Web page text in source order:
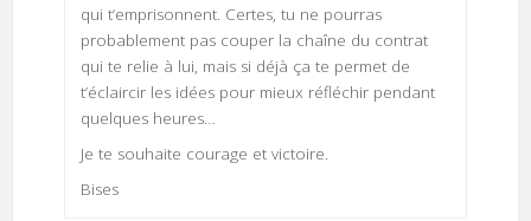
qui t’emprisonnent. Certes, tu ne pourras
probablement pas couper la chaîne du contrat
qui te relie à lui, mais si déjà ça te permet de
t’éclaircir les idées pour mieux réfléchir pendant
quelques heures…
Je te souhaite courage et victoire.
Bises